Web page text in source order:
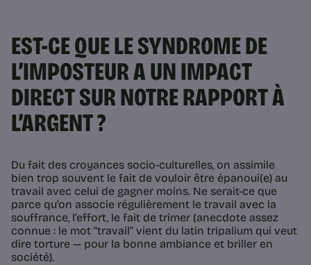
EST-CE QUE LE SYNDROME DE
L’IMPOSTEUR A UN IMPACT
DIRECT SUR NOTRE RAPPORT À
L’ARGENT ?
Du fait des croyances socio-culturelles, on assimile
bien trop souvent le fait de vouloir être épanoui(e) au
travail avec celui de gagner moins. Ne serait-ce que
parce qu’on associe régulièrement le travail avec la
souffrance, l’effort, le fait de trimer (anecdote assez
connue : le mot “travail” vient du latin tripalium qui veut
dire torture — pour la bonne ambiance et briller en
société).